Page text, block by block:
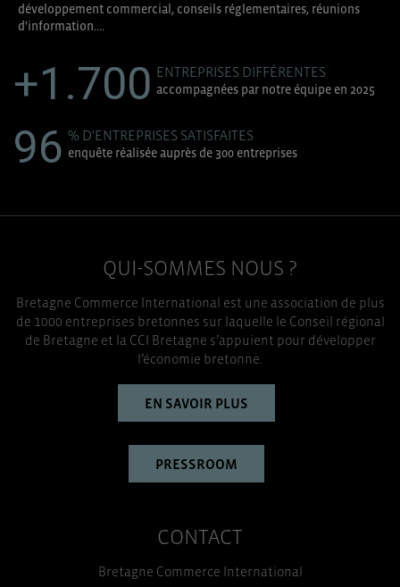
développement commercial, conseils réglementaires, réunions
d'information....
+1.700 ENTREPRISES DIFFÉRENTES
accompagnées par notre équipe en 2025
96 % D'ENTREPRISES SATISFAITES
enquête réalisée auprès de 300 entreprises
QUI-SOMMES NOUS ?
Bretagne Commerce International est une association de plus
de 1000 entreprises bretonnes sur laquelle le Conseil régional
de Bretagne et la CCI Bretagne s’appuient pour développer
l’économie bretonne.
EN SAVOIR PLUS
PRESSROOM
CONTACT
Bretagne Commerce International